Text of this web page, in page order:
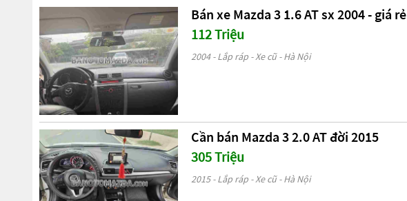
Bán xe Mazda 3 1.6 AT sx 2004 - giá rẻ
112 Triệu
2004 - Lắp ráp - Xe cũ - Hà Nội
Cần bán Mazda 3 2.0 AT đời 2015
305 Triệu
2015 - Lắp ráp - Xe cũ - Hà Nội